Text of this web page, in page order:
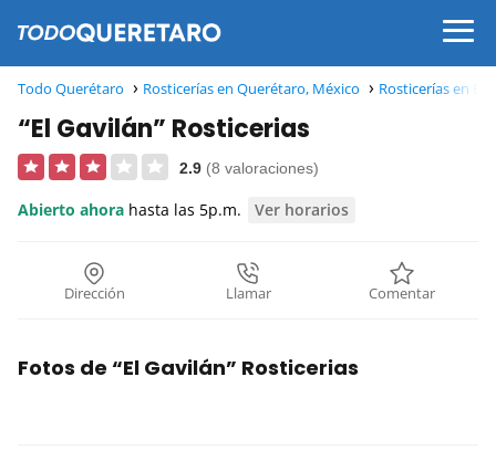
Todo Querétaro Rosticerías en Querétaro, México Rosticerías en El
“El Gavilán” Rosticerias
2.9 (8 valoraciones)
Abierto ahora hasta las 5p.m. Ver horarios
Dirección Llamar Comentar
Fotos de “El Gavilán” Rosticerias